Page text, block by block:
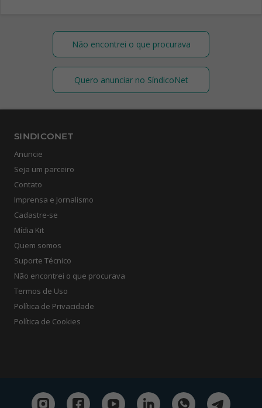
Não encontrei o que procurava
Quero anunciar no SíndicoNet
SINDICONET
Anuncie
Seja um parceiro
Contato
Imprensa e Jornalismo
Cadastre-se
Mídia Kit
Quem somos
Suporte Técnico
Não encontrei o que procurava
Termos de Uso
Política de Privacidade
Política de Cookies